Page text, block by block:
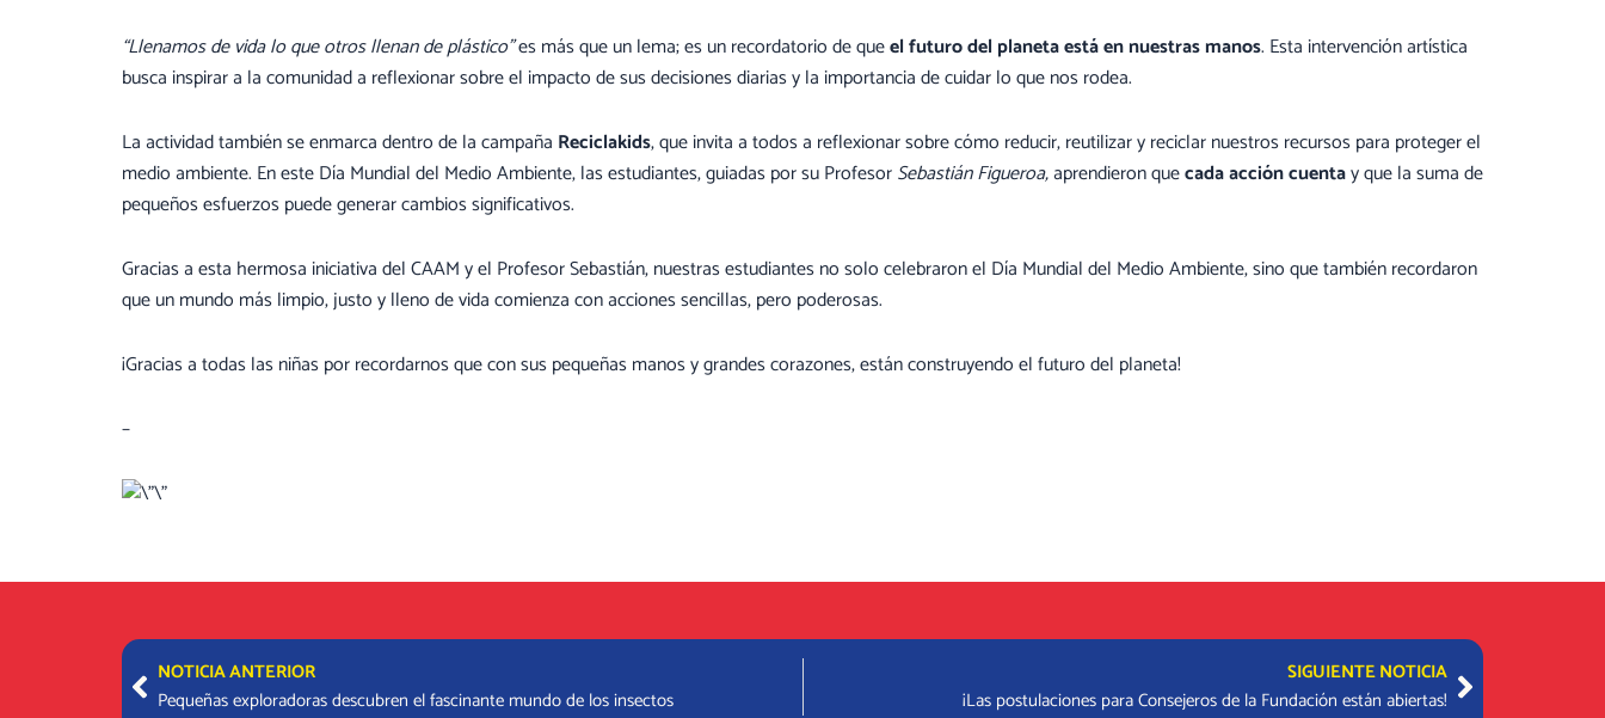
“Llenamos de vida lo que otros llenan de plástico”es más que un lema; es un recordatorio de queel futuro del planeta está en nuestras manos. Esta intervención artística
busca inspirar a la comunidad a reflexionar sobre el impacto de sus decisiones diarias y la importancia de cuidar lo que nos rodea.
La actividad también se enmarca dentro de la campaña Reciclakids, que invita a todos a reflexionar sobre cómo reducir, reutilizar y reciclar nuestros recursos para proteger el
medio ambiente. En este Día Mundial del Medio Ambiente, las estudiantes, guiadas por su ProfesorSebastián Figueroa,aprendieron quecada acción cuentay que la suma de
pequeños esfuerzos puede generar cambios significativos.
Gracias a esta hermosa iniciativa del CAAM y el Profesor Sebastián, nuestras estudiantes no solo celebraron el Día Mundial del Medio Ambiente, sino que también recordaron
que un mundo más limpio, justo y lleno de vida comienza con acciones sencillas, pero poderosas.
¡Gracias a todas las niñas por recordarnos que con sus pequeñas manos y grandes corazones, están construyendo el futuro del planeta!
–
PrevNOTICIA ANTERIOR
Pequeñas exploradoras descubren el fascinante mundo de los insectos
SIGUIENTE NOTICIA
¡Las postulaciones para Consejeros de la Fundación están abiertas!
Next